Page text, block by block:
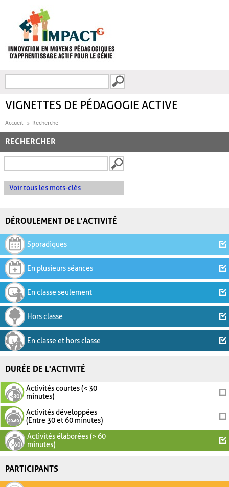
FORMULAIRE DE
VIGNETTES DE PÉDAGOGIE ACTIVE
Accueil Recherche
RECHERCHER
Voir tous les mots-clés
DÉROULEMENT DE L'ACTIVITÉ
Sporadiques
En plusieurs séances
En classe seulement
Hors classe
En classe et hors classe
DURÉE DE L'ACTIVITÉ
Activités courtes (< 30
minutes)
Activités développées
(Entre 30 et 60 minutes)
Activités élaborées (> 60
minutes)
PARTICIPANTS